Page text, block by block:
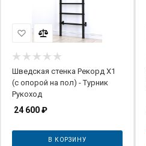
Шведская стенка Рекорд X1
(с опорой на пол) - Турник
Рукоход
24 600₽
В КОРЗИНУ